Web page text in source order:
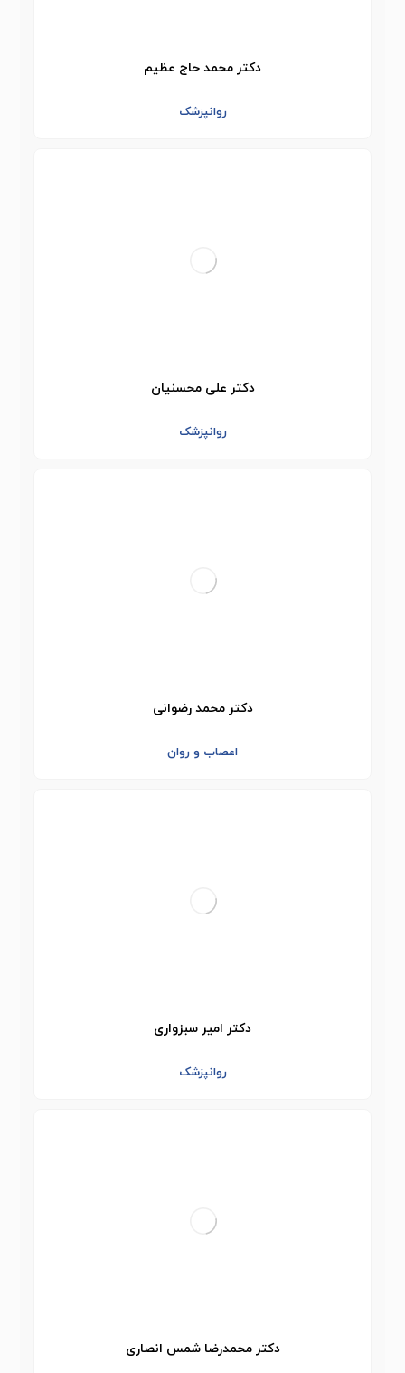
دکتر محمد حاج عظیم
روانپزشک
دکتر علی محسنیان
روانپزشک
دکتر محمد رضوانی
اعصاب و روان
دکتر امیر سبزواری
روانپزشک
دکتر محمدرضا شمس انصاری